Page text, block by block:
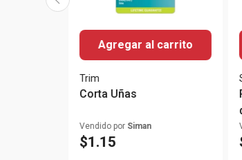
Agregar al carrito
Trim
Corta Uñas
Vendido por Siman
$1.15